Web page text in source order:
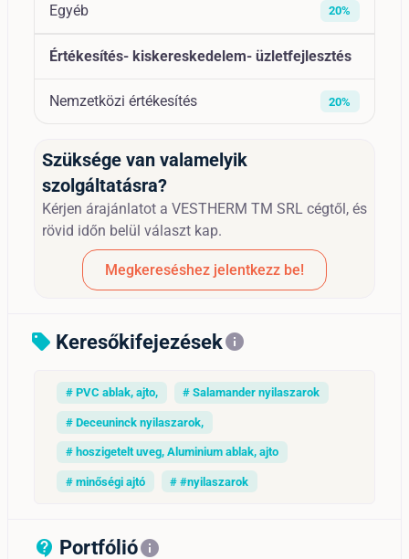
Egyéb 20%
Értékesítés- kiskereskedelem- üzletfejlesztés
Nemzetközi értékesítés 20%
Szüksége van valamelyik
szolgáltatásra?
Kérjen árajánlatot a VESTHERM TM SRL cégtől, és
rövid időn belül választ kap.
Megkereséshez jelentkezz be!
sell Keresőkifejezésekinfo
# PVC ablak, ajto, # Salamander nyilaszarok
# Deceuninck nyilaszarok,
# hoszigetelt uveg, Aluminium ablak, ajto
# minőségi ajtó # #nyilaszarok
contact_support_outline
Portfólióinfo